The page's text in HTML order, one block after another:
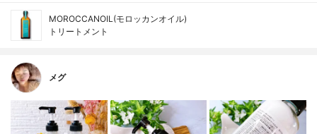
MOROCCANOIL(モロッカンオイル)
トリートメント
メグ